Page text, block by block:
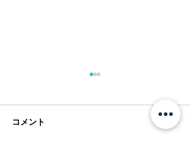
コメント